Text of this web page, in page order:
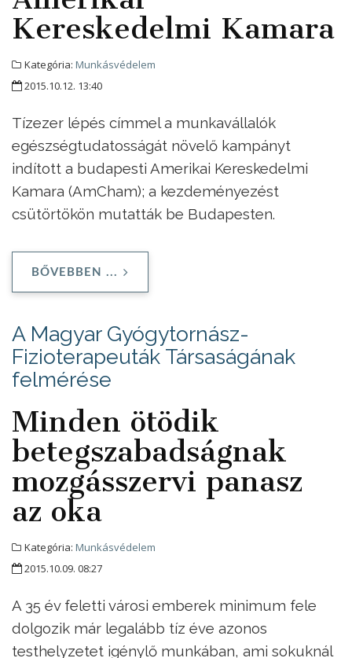
Kereskedelmi Kamara
Kategória: Munkásvédelem
2015.10.12. 13:40
Tízezer lépés címmel a munkavállalók
egészségtudatosságát növelő kampányt
indított a budapesti Amerikai Kereskedelmi
Kamara (AmCham); a kezdeményezést
csütörtökön mutatták be Budapesten.
BŐVEBBEN ...
A Magyar Gyógytornász-
Fizioterapeuták Társaságának
felmérése
Minden ötödik
betegszabadságnak
mozgásszervi panasz
az oka
Kategória: Munkásvédelem
2015.10.09. 08:27
A 35 év feletti városi emberek minimum fele
dolgozik már legalább tíz éve azonos
testhelyzetet igénylő munkában, ami sokuknál